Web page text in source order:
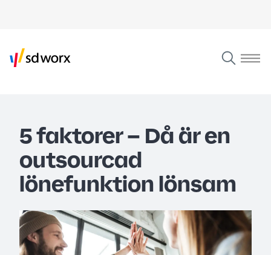
5 faktorer – Då är en
outsourcad
lönefunktion lönsam